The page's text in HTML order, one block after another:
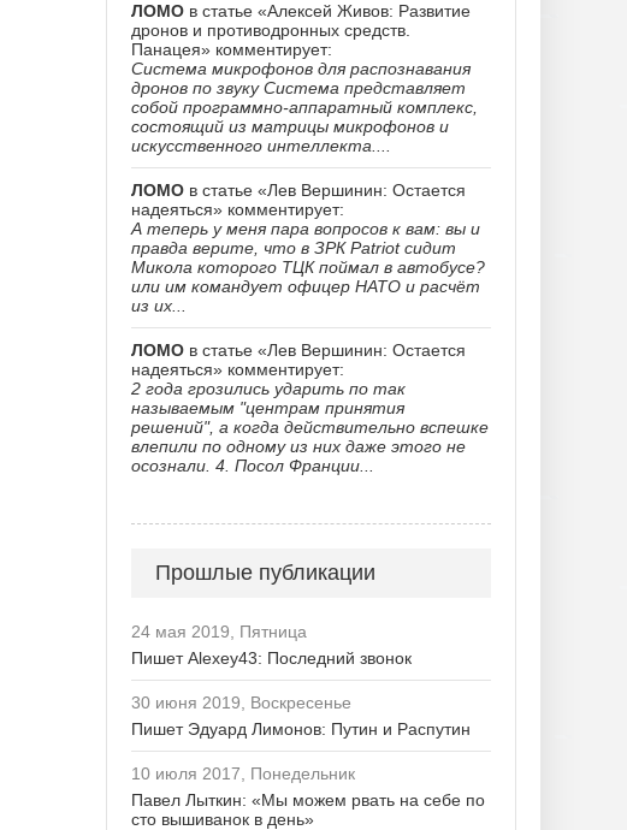
ЛОМО в статье «Алексей Живов: Развитие
дронов и противодронных средств.
Панацея» комментирует:
Система микрофонов для распознавания
дронов по звуку Система представляет
собой программно-аппаратный комплекс,
состоящий из матрицы микрофонов и
искусственного интеллекта....
ЛОМО в статье «Лев Вершинин: Остается
надеяться» комментирует:
А теперь у меня пара вопросов к вам: вы и
правда верите, что в ЗРК Patriot сидит
Микола которого ТЦК поймал в автобусе?
или им командует офицер НАТО и расчёт
из их...
ЛОМО в статье «Лев Вершинин: Остается
надеяться» комментирует:
2 года грозились ударить по так
называемым "центрам принятия
решений", а когда действительно вспешке
влепили по одному из них даже этого не
осознали. 4. Посол Франции...
Прошлые публикации
24 мая 2019, Пятница
Пишет Alexey43: Последний звонок
30 июня 2019, Воскресенье
Пишет Эдуард Лимонов: Путин и Распутин
10 июля 2017, Понедельник
Павел Лыткин: «Мы можем рвать на себе по
сто вышиванок в день»